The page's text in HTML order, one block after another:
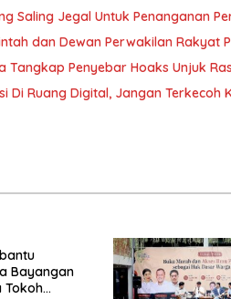
Saling Jegal Untuk Penanganan
dan Dewan Perwakilan
Tangkap Penyebar Hoaks Unjuk
Di Ruang Digital, Jangan Terkecoh
Bayangan
Tokoh